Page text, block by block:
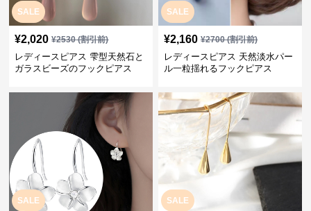
SALE
¥2,020 ¥2530(割引前)
レディースピアス 雫型天然石と
ガラスビーズのフックピアス
SALE
¥2,160 ¥2700(割引前)
レディースピアス 天然淡水パー
ル一粒揺れるフックピアス
SALE SALE